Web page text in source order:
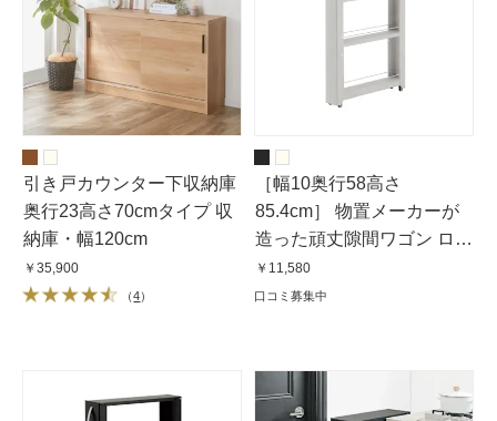
引き戸カウンター下収納庫
奥行23高さ70cmタイプ 収
納庫・幅120cm
￥35,900
（4）
［幅10奥行58高さ
85.4cm］ 物置メーカーが
造った頑丈隙間ワゴン ロー
タイプ
￥11,580
口コミ募集中